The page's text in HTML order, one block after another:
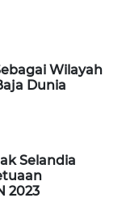
Wilayah
Dunia
Selandia
2023